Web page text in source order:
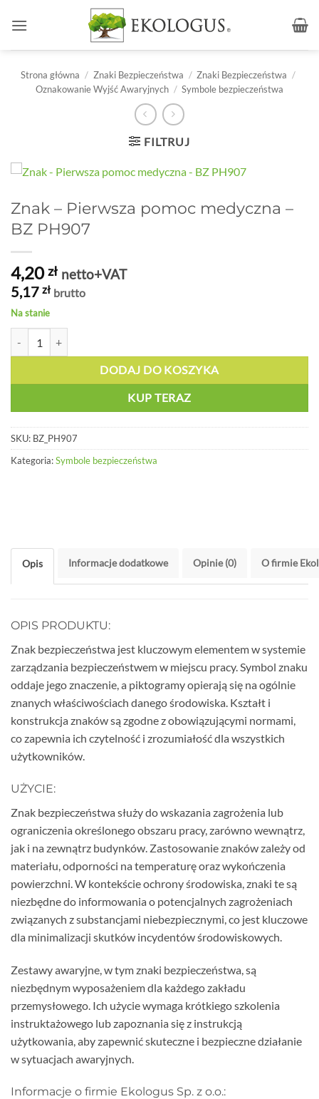
Strona główna / Znaki Bezpieczeństwa / Znaki Bezpieczeństwa /
Oznakowanie Wyjść Awaryjnych / Symbole bezpieczeństwa
FILTRUJ
Znak – Pierwsza pomoc medyczna –
BZ PH907
4,20zł netto+VAT
5,17 zł brutto
Na stanie
DODAJ DO KOSZYKA
KUP TERAZ
SKU: BZ_PH907
Kategoria:Symbole bezpieczeństwa
Opis Informacje dodatkowe Opinie (0) O firmie
OPIS PRODUKTU:
Znak bezpieczeństwa jest kluczowym elementem w systemie
zarządzania bezpieczeństwem w miejscu pracy. Symbol znaku
oddaje jego znaczenie, a piktogramy opierają się na ogólnie
znanych właściwościach danego środowiska. Kształt i
konstrukcja znaków są zgodne z obowiązującymi normami,
co zapewnia ich czytelność i zrozumiałość dla wszystkich
użytkowników.
UŻYCIE:
Znak bezpieczeństwa służy do wskazania zagrożenia lub
ograniczenia określonego obszaru pracy, zarówno wewnątrz,
jak i na zewnątrz budynków. Zastosowanie znaków zależy od
materiału, odporności na temperaturę oraz wykończenia
powierzchni. W kontekście ochrony środowiska, znaki te są
niezbędne do informowania o potencjalnych zagrożeniach
związanych z substancjami niebezpiecznymi, co jest kluczowe
dla minimalizacji skutków incydentów środowiskowych.
Zestawy awaryjne, w tym znaki bezpieczeństwa, są
niezbędnym wyposażeniem dla każdego zakładu
przemysłowego. Ich użycie wymaga krótkiego szkolenia
instruktażowego lub zapoznania się z instrukcją
użytkowania, aby zapewnić skuteczne i bezpieczne działanie
w sytuacjach awaryjnych.
Informacje o firmie Ekologus Sp. z o.o.: